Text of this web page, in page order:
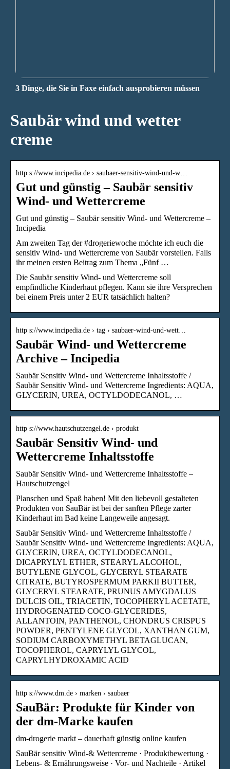
3 Dinge, die Sie in Faxe einfach ausprobieren müssen
Saubär wind und wetter
creme
http s://www.incipedia.de › saubaer-sensitiv-wind-und-w…
Gut und günstig – Saubär sensitiv
Wind- und Wettercreme
Gut und günstig – Saubär sensitiv Wind- und Wettercreme –
Incipedia
Am zweiten Tag der #drogeriewoche möchte ich euch die
sensitiv Wind- und Wettercreme von Saubär vorstellen. Falls
ihr meinen ersten Beitrag zum Thema „Fünf …
Die Saubär sensitiv Wind- und Wettercreme soll
empfindliche Kinderhaut pflegen. Kann sie ihre Versprechen
bei einem Preis unter 2 EUR tatsächlich halten?
http s://www.incipedia.de › tag › saubaer-wind-und-wett…
Saubär Wind- und Wettercreme
Archive – Incipedia
Saubär Sensitiv Wind- und Wettercreme Inhaltsstoffe /
Saubär Sensitiv Wind- und Wettercreme Ingredients: AQUA,
GLYCERIN, UREA, OCTYLDODECANOL, …
http s://www.hautschutzengel.de › produkt
Saubär Sensitiv Wind- und
Wettercreme Inhaltsstoffe
Saubär Sensitiv Wind- und Wettercreme Inhaltsstoffe –
Hautschutzengel
Planschen und Spaß haben! Mit den liebevoll gestalteten
Produkten von SauBär ist bei der sanften Pflege zarter
Kinderhaut im Bad keine Langeweile angesagt.
Saubär Sensitiv Wind- und Wettercreme Inhaltsstoffe /
Saubär Sensitiv Wind- und Wettercreme Ingredients: AQUA,
GLYCERIN, UREA, OCTYLDODECANOL,
DICAPRYLYL ETHER, STEARYL ALCOHOL,
BUTYLENE GLYCOL, GLYCERYL STEARATE
CITRATE, BUTYROSPERMUM PARKII BUTTER,
GLYCERYL STEARATE, PRUNUS AMYGDALUS
DULCIS OIL, TRIACETIN, TOCOPHERYL ACETATE,
HYDROGENATED COCO-GLYCERIDES,
ALLANTOIN, PANTHENOL, CHONDRUS CRISPUS
POWDER, PENTYLENE GLYCOL, XANTHAN GUM,
SODIUM CARBOXYMETHYL BETAGLUCAN,
TOCOPHEROL, CAPRYLYL GLYCOL,
CAPRYLHYDROXAMIC ACID
http s://www.dm.de › marken › saubaer
SauBär: Produkte für Kinder von
der dm-Marke kaufen
dm-drogerie markt – dauerhaft günstig online kaufen
SauBär sensitiv Wind-& Wettercreme · Produktbewertung ·
Lebens- & Ernährungsweise · Vor- und Nachteile · Artikel